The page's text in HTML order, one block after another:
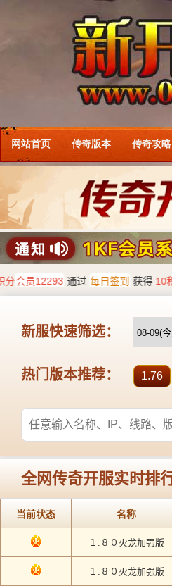
网站首页 传奇版本 传奇攻略